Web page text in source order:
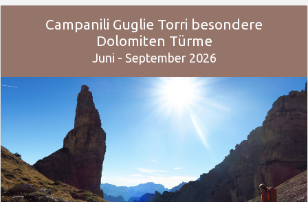
Campanili Guglie Torri besondere
Dolomiten Türme
Juni - September 2026